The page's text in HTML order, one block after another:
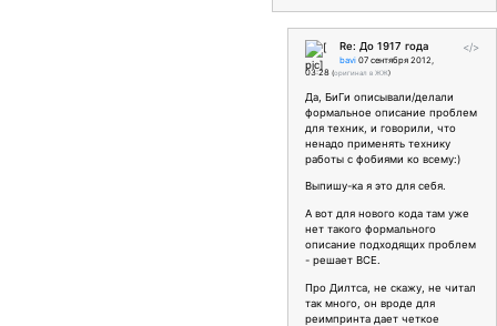
</>
Re: До 1917 года
bavi 07 сентября 2012,
03:28 (оригинал в ЖЖ)
Да, БиГи описывали/делали
формальное описание проблем
для техник, и говорили, что
ненадо применять технику
работы с фобиями ко всему:)
Выпишу-ка я это для себя.
А вот для нового кода там уже
нет такого формального
описание подходящих проблем
- решает ВСЕ.
Про Дилтса, не скажу, не читал
так много, он вроде для
реимпринта дает четкое